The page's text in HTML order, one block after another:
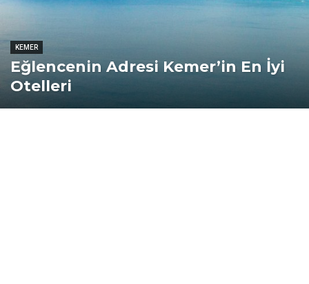
KEMER
Eğlencenin Adresi Kemer’in En İyi
Otelleri